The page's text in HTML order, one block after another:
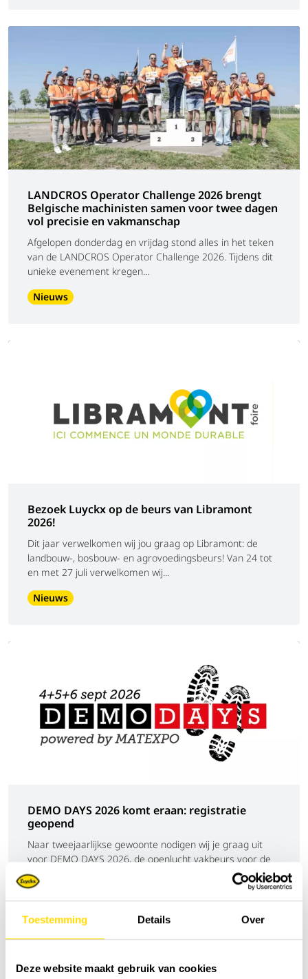
Toestemming Details Over
Deze website maakt gebruik van cookies
LANDCROS Operator Challenge 2026 brengt
Belgische machinisten samen voor twee dagen
vol precisie en vakmanschap
Afgelopen donderdag en vrijdag stond alles in het teken
van de LANDCROS Operator Challenge 2026. Tijdens dit
unieke evenement kregen...
Nieuws
Bezoek Luyckx op de beurs van Libramont
2026!
Dit jaar verwelkomen wij jou graag op Libramont: de
landbouw-, bosbouw- en agrovoedingsbeurs! Van 24 tot
en met 27 juli verwelkomen wij...
Nieuws
DEMO DAYS 2026 komt eraan: registratie
geopend
Naar tweejaarlijkse gewoonte nodigen wij je graag uit
voor DEMO DAYS 2026, de openlucht vakbeurs voor de
bouwsector waar machines écht...
Nieuws